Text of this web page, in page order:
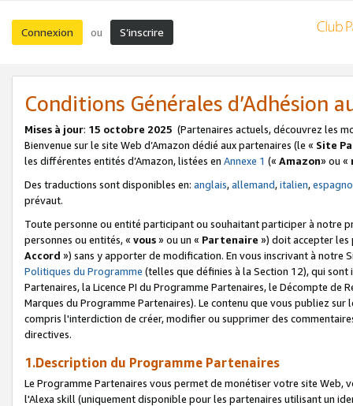
Connexion ou S’inscrire
Conditions Générales d’Adhésion
Mises à jour: 15 octobre 2025 (Partenaires actuels, découvrez les
Bienvenue sur le site Web d’Amazon dédié aux partenaires (le « Site
les différentes entités d’Amazon, listées en Annexe 1 (« Amazon» ou «
Des traductions sont disponibles en: anglais,allemand,italien,
prévaut.
Toute personne ou entité participant ou souhaitant participer à notre
personnes ou entités, « vous» ou un « Partenaire ») doit accepter les
Accord ») sans y apporter de modification. En vous inscrivant à notre
Politiques du Programme (telles que définies à la Section 12), qui
Partenaires, la Licence PI du Programme Partenaires, le Décompte de
Marques du Programme Partenaires). Le contenu que vous publiez
compris l'interdiction de créer, modifier ou supprimer des
directives.
1.Description du Programme Partenaires
Le Programme Partenaires vous permet de monétiser votre site Web,
l'Alexa skill (uniquement disponible pour les partenaires utilisant un